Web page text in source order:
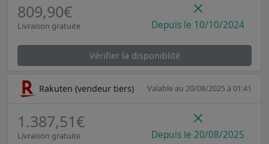
809,90€
Livraison gratuite Depuis le 10/10/2024
Vérifier la disponiblité
Rakuten (vendeur tiers) Valable au 20/08/2025 à 01:41
1.387,51€
Livraison gratuite Depuis le 20/08/2025